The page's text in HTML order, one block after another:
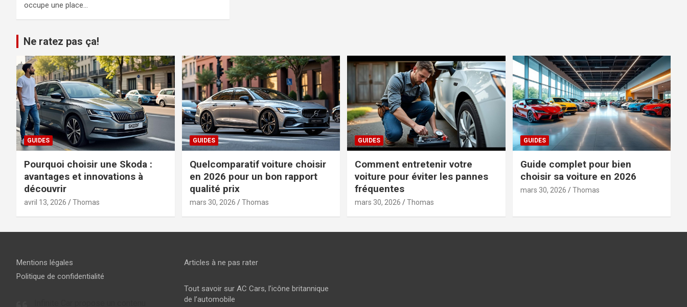
occupe une place…
Ne ratez pas ça!
GUIDES
Pourquoi choisir une Skoda :
avantages et innovations à
découvrir
avril 13, 2026 Thomas
GUIDES
Quelcomparatif voiture choisir
en 2026 pour un bon rapport
qualité prix
mars 30, 2026 Thomas
GUIDES
Comment entretenir votre
voiture pour éviter les pannes
fréquentes
mars 30, 2026 Thomas
GUIDES
Guide complet pour bien
choisir sa voiture en 2026
mars 30, 2026 Thomas
Mentions légales
Politique de confidentialité
Articles à ne pas rater
Tout savoir sur AC Cars, l’icône britannique
de l’automobile